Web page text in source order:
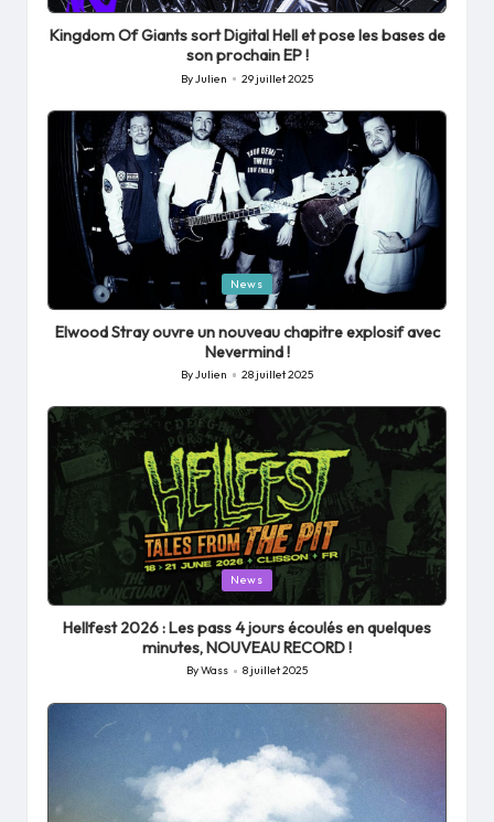
in
Kingdom Of Giants sort Digital Hell et pose les bases de
son prochain EP !
Posted
ByJulien 29 juillet 2025
Posted
in
News
Elwood Stray ouvre un nouveau chapitre explosif avec
Nevermind !
Posted
by
ByJulien 28 juillet 2025
Posted
in
News
Hellfest 2026 : Les pass 4 jours écoulés en quelques
minutes, NOUVEAU RECORD !
Posted
ByWass 8 juillet 2025